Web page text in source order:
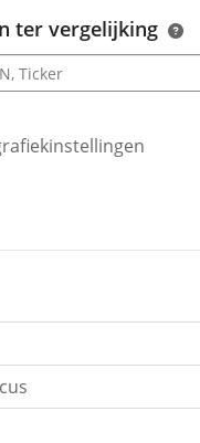
ter vergelijking